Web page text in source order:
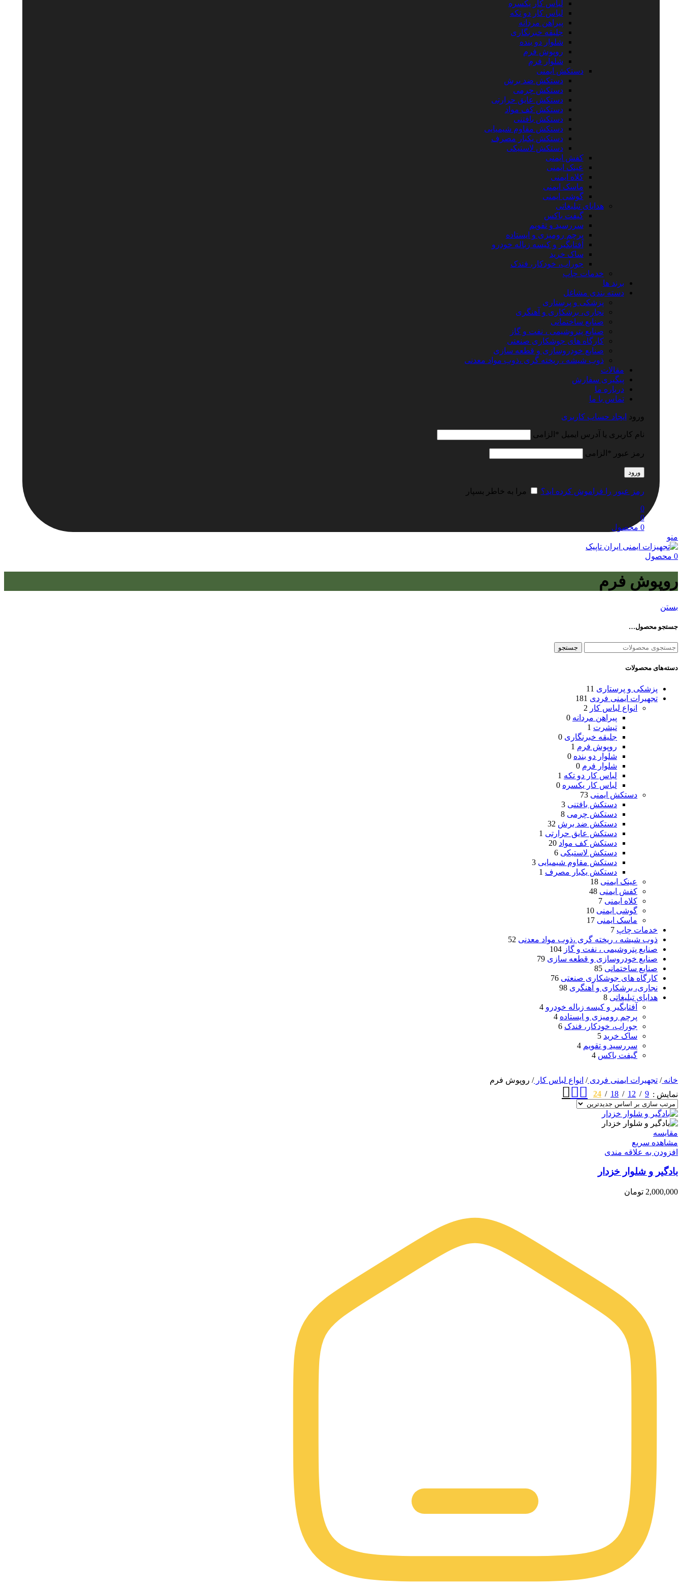
لباس کار یکسره
لباس کار دو تکه
پیراهن مردانه
جلیقه خبرنگاری
شلوار دو بنده
روپوش فرم
شلوار فرم
دستکش ایمنی
دستکش ضد برش
دستکش چرمی
دستکش عایق حرارتی
دستکش کف مواد
دستکش بافتنی
دستکش مقاوم شیمیایی
دستکش یکبار مصرف
دستکش لاستیکی
کفش ایمنی
عینک ایمنی
کلاه ایمنی
ماسک ایمنی
گوشی ایمنی
هدایای تبلیغاتی
گیفت باکس
سررسید و تقویم
پرچم رومیزی و ایستاده
آفتابگیر و کیسه زباله خودرو
ساک خرید
جوراب، خودکار، فندک
خدمات چاپ
برند ها
دسته بندی مشاغل
پزشکی و پرستاری
نجاری، برشکاری و آهنگری
صنایع ساختمانی
صنایع پتروشیمی ، نفت و گاز
کارگاه های جوشکاری صنعتی
صنایع خودروسازی و قطعه سازی
ذوب شیشه ، ریخته گری ،ذوب مواد معدنی
مقالات
پیگیری سفارش
درباره ما
تماس با ما
ورود ایجاد حساب کاربری
نام کاربری یا آدرس ایمیل * الزامی
رمز عبور * الزامی
ورود
رمز عبور را فراموش کرده اید؟
مرا به خاطر بسپار
0
0
0 محصول
منو
0 محصول
روپوش فرم
بستن
جستجو محصول…
جستجو
دسته‌های محصولات
پزشکی و پرستاری 11
تجهیرات ایمنی فردی 181
انواع لباس کار 2
پیراهن مردانه 0
تیشرت 1
جلیقه خبرنگاری 0
روپوش فرم 1
شلوار دو بنده 0
شلوار فرم 0
لباس کار دو تکه 1
لباس کار یکسره 0
دستکش ایمنی 73
دستکش بافتنی 3
دستکش چرمی 8
دستکش ضد برش 32
دستکش عایق حرارتی 1
دستکش کف مواد 20
دستکش لاستیکی 6
دستکش مقاوم شیمیایی 3
دستکش یکبار مصرف 1
عینک ایمنی 18
کفش ایمنی 48
کلاه ایمنی 7
گوشی ایمنی 10
ماسک ایمنی 17
خدمات چاپ 7
ذوب شیشه ، ریخته گری ،ذوب مواد معدنی 52
صنایع پتروشیمی ، نفت و گاز 104
صنایع خودروسازی و قطعه سازی 79
صنایع ساختمانی 85
کارگاه های جوشکاری صنعتی 76
نجاری، برشکاری و آهنگری 98
هدایای تبلیغاتی 8
آفتابگیر و کیسه زباله خودرو 4
پرچم رومیزی و ایستاده 4
جوراب، خودکار، فندک 6
ساک خرید 5
سررسید و تقویم 4
گیفت باکس 4
خانه/ تجهیرات ایمنی فردی/ انواع لباس کار/ روپوش فرم
نمایش
9
12
18
24
مقایسه
مشاهده سریع
افزودن به علاقه مندی
بادگیر و شلوار خزدار
2,000,000 تومان